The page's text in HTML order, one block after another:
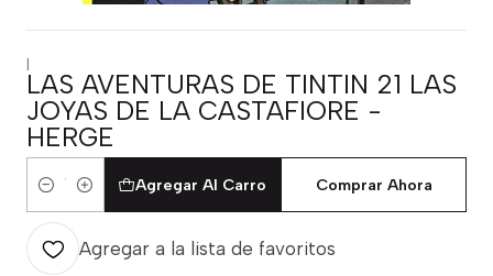
|
LAS AVENTURAS DE TINTIN 21 LAS
JOYAS DE LA CASTAFIORE -
HERGE
Cantidad
Agregar Al Carro Comprar Ahora
Agregar a la lista de favoritos